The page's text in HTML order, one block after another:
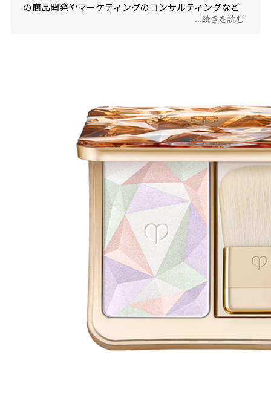
の商品開発やマーケティングのコンサルティングなど
も行う。美容好きが高じて、多数の美容資格も取得
...続きを読む